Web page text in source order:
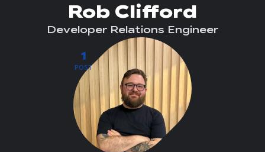
1
POST
Rob Clifford
Developer Relations Engineer